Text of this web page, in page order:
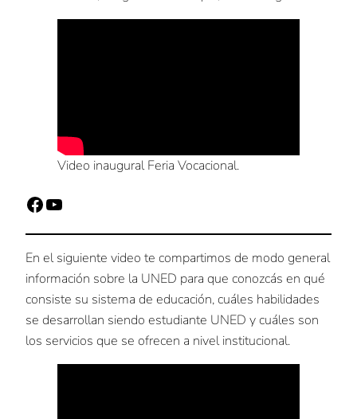
Video inaugural Feria Vocacional.
Facebook
YouTube
En el siguiente video te compartimos de modo general
información sobre la UNED para que conozcás en qué
consiste su sistema de educación, cuáles habilidades
se desarrollan siendo estudiante UNED y cuáles son
los servicios que se ofrecen a nivel institucional.